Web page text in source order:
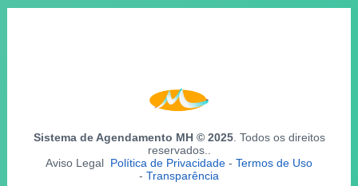
Sistema de Agendamento MH © 2025. Todos os direitos
reservados..
Aviso Legal Política de Privacidade - Termos de Uso
- Transparência